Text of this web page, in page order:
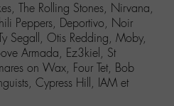
The Rolling Stones, Nirvana,
Peppers, Deportivo, Noir
Segall, Otis Redding, Moby,
Armada, Ez3kiel, St
on Wax, Four Tet, Bob
Cypress Hill, IAM et